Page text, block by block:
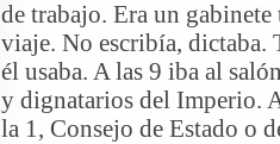
de trabajo. Era un
viaje. No escribía, dictaba.
él usaba. A las 9 iba al
y dignatarios del Imperio.
la 1, Consejo de Estado o